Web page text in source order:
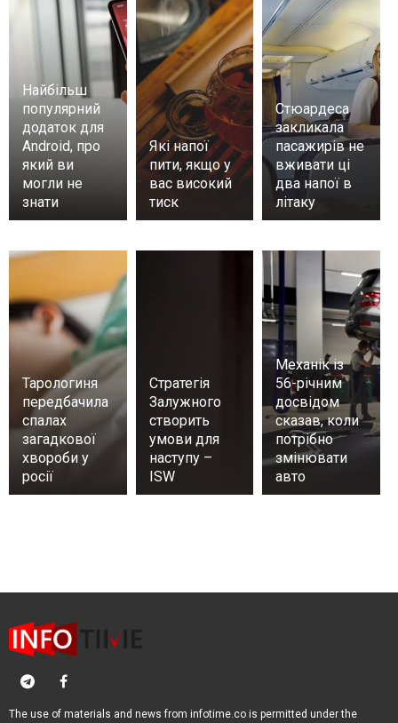
Найбільш
популярний
додаток для
Android, про
який ви
могли не
знати
Які напої
пити, якщо у
вас високий
тиск
Стюардеса
закликала
пасажирів не
вживати ці
два напої в
літаку
Тарологиня
передбачила
спалах
загадкової
хвороби у
росії
Стратегія
Залужного
створить
умови для
наступу –
ISW
Механік із
56-річним
досвідом
сказав, коли
потрібно
змінювати
авто
The use of materials and news from infotime.co is permitted under the